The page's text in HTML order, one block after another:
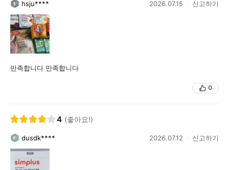
hsju**** 2026.07.15 신고하기
만족합니다 만족합니다
0
4 (좋아요!)
dusdk**** 2026.07.12 신고하기